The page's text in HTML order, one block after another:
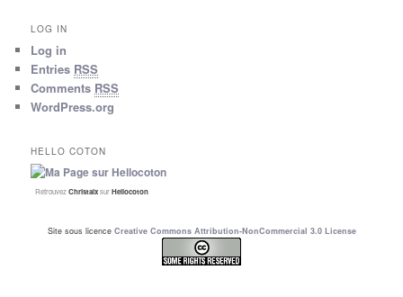
LOG IN
Log in
Entries RSS
Comments RSS
WordPress.org
HELLO COTON
RetrouvezChristalxsurHellocoton
Site sous licence Creative Commons Attribution-NonCommercial 3.0 License